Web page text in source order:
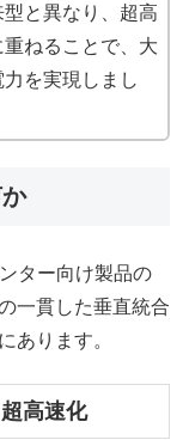
と異なり、超高
ねることで、大
を実現しまし
ター向け製品の
一貫した垂直統合
あります。
高速化